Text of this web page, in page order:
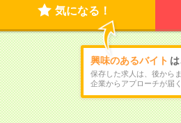
気になる！
興味のあるバイト
保存した求人は、後から
企業からアプローチが届